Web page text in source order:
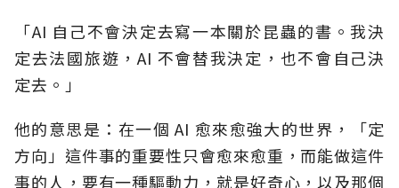
「AI 自己不會決定去寫一本關於昆蟲的書。我決
定去法國旅遊， AI 不會替我決定，也不會自己決
定去。」
他的意思是：在一個 AI 愈來愈強大的世界，「定
方向」這件事的重要性只會愈來愈重，而能做這件
事的人，要有一種驅動力 ，就是好奇心，以及那個